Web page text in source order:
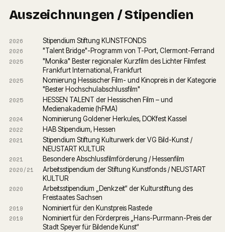
Auszeichnungen / Stipendien
2026
Stipendium Stiftung KUNSTFONDS
2026
"Talent Bridge"-Programm von T-Port, Clermont-Ferrand
2025
"Monika" Bester regionaler Kurzfilm des Lichter Filmfest
Frankfurt International, Frankfurt
2025
Nomierung Hessischer Film- und Kinopreis in der Kategorie
"Bester Hochschulabschlussfilm"
2025
HESSEN TALENT der Hessischen Film – und
Medienakademie (hFMA)
2024
Nominierung Goldener Herkules, DOKfest Kassel
2022
HAB Stipendium, Hessen
2021
Stipendium Stiftung Kulturwerk der VG Bild-Kunst /
NEUSTART KULTUR
2021
Besondere Abschlussfilmförderung / Hessenfilm
2020/21
Arbeitsstipendium der Stiftung Kunstfonds / NEUSTART
KULTUR
2020
Arbeitsstipendium „Denkzeit“ der Kulturstiftung des
Freistaates Sachsen
2019
Nominiert für den Kunstpreis Rastede
2019
Nominiert für den Förderpreis „Hans-Purrmann-Preis der
Stadt Speyer für Bildende Kunst“